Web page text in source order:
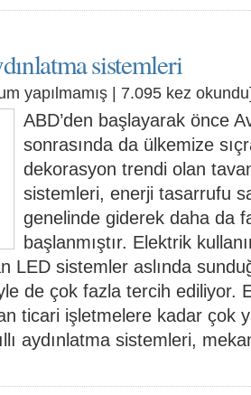
sistemleri
yapılmamış | 7.095 kez
ABD’den başlayarak önce
sonrasında da ülkemize
dekorasyon trendi olan
sistemleri, enerji tasarrufu
genelinde giderek daha da
başlanmıştır. Elektrik
LED sistemler aslında
de çok fazla tercih ediliyor.
ticari işletmelere kadar çok
aydınlatma sistemleri,